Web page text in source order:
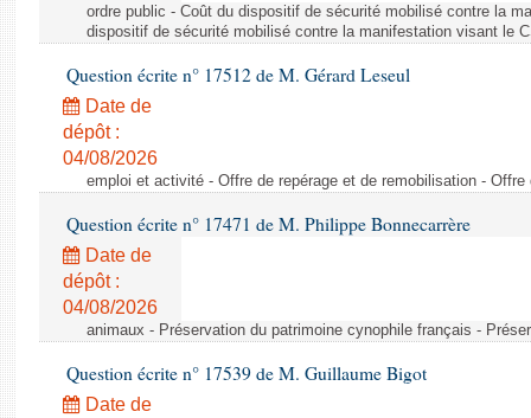
ordre public - Coût du dispositif de sécurité mobilisé contre la
dispositif de sécurité mobilisé contre la manifestation visant le
Question écrite n° 17512 de M. Gérard Leseul
Date de
dépôt :
04/08/2026
emploi et activité - Offre de repérage et de remobilisation -
Question écrite n° 17471 de M. Philippe Bonnecarrère
Date de
dépôt :
04/08/2026
animaux - Préservation du patrimoine cynophile français -
Question écrite n° 17539 de M. Guillaume Bigot
Date de